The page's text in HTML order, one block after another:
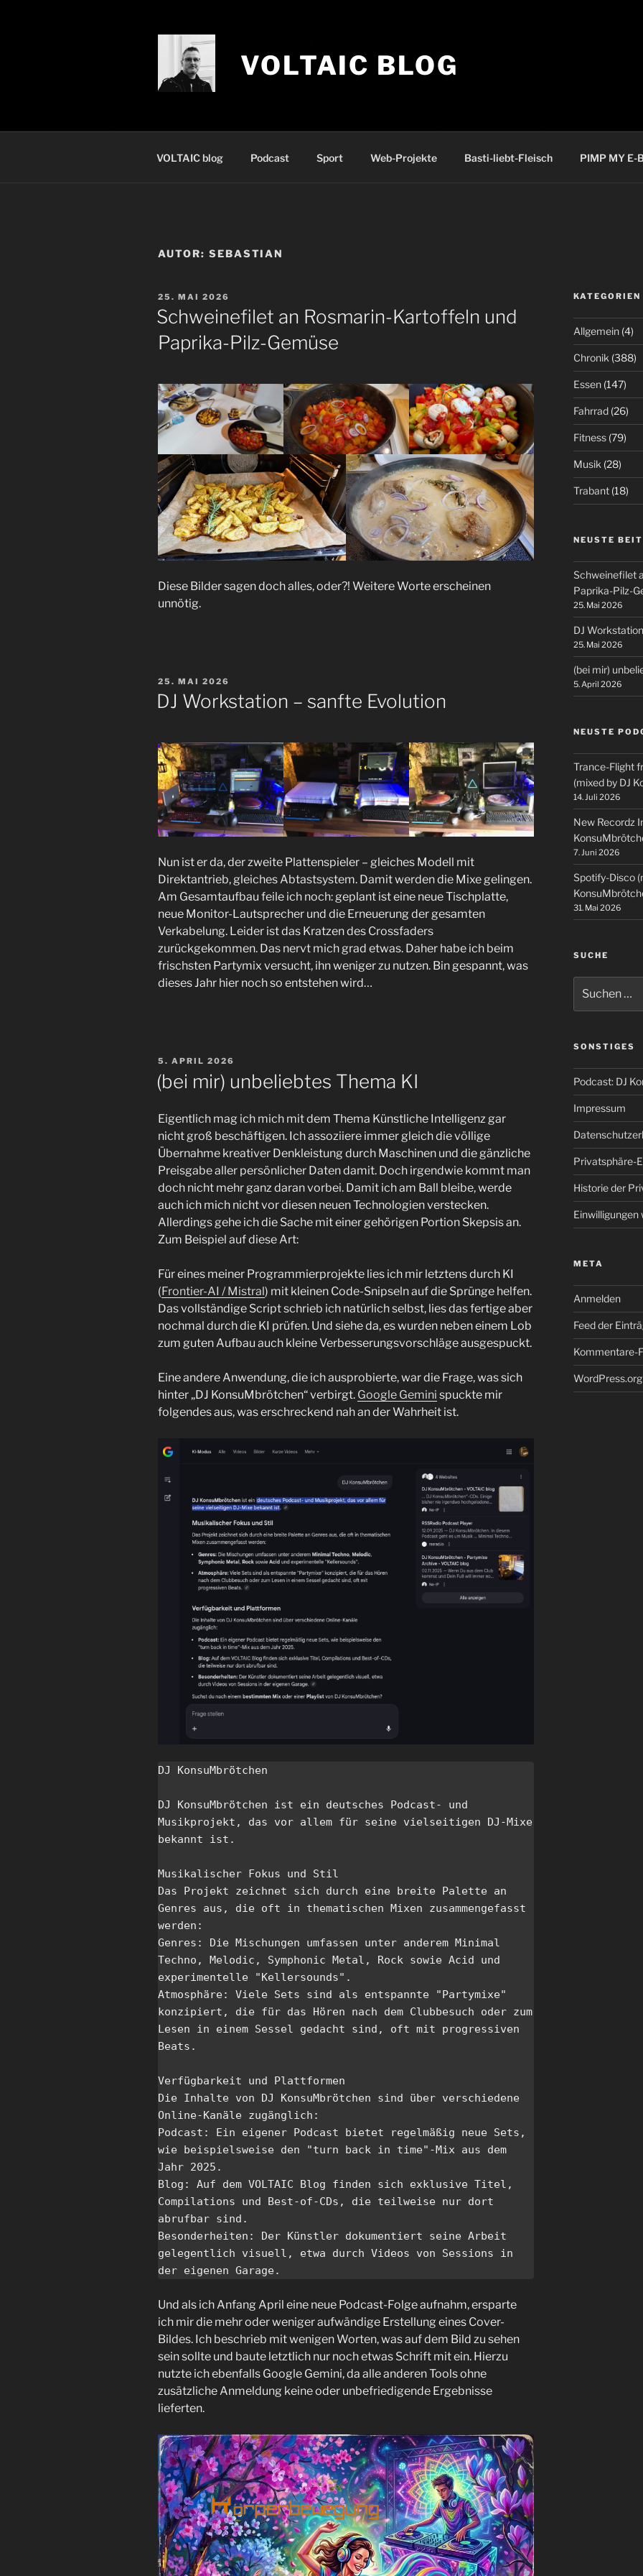
VOLTAIC BLOG
VOLTAIC blog Podcast Sport Web-Projekte Basti-liebt-Fleisch PIMP MY E-
AUTOR: SEBASTIAN
VERÖFFENTLICHT
AM
25. MAI 2026
Schweinefilet an Rosmarin-Kartoffeln und
Paprika-Pilz-Gemüse
Diese Bilder sagen doch alles, oder?! Weitere Worte erscheinen
unnötig.
VERÖFFENTLICHT
AM
25. MAI 2026
DJ Workstation – sanfte Evolution
Nun ist er da, der zweite Plattenspieler – gleiches Modell mit
Direktantrieb, gleiches Abtastsystem. Damit werden die Mixe gelingen.
Am Gesamtaufbau feile ich noch: geplant ist eine neue Tischplatte,
neue Monitor-Lautsprecher und die Erneuerung der gesamten
Verkabelung. Leider ist das Kratzen des Crossfaders
zurückgekommen. Das nervt mich grad etwas. Daher habe ich beim
frischsten Partymix versucht, ihn weniger zu nutzen. Bin gespannt, was
dieses Jahr hier noch so entstehen wird…
VERÖFFENTLICHT
AM
5. APRIL 2026
(bei mir) unbeliebtes Thema KI
Eigentlich mag ich mich mit dem Thema Künstliche Intelligenz gar
nicht groß beschäftigen. Ich assoziiere immer gleich die völlige
Übernahme kreativer Denkleistung durch Maschinen und die gänzliche
Preisgabe aller persönlicher Daten damit. Doch irgendwie kommt man
doch nicht mehr ganz daran vorbei. Damit ich am Ball bleibe, werde
auch ich mich nicht vor diesen neuen Technologien verstecken.
Allerdings gehe ich die Sache mit einer gehörigen Portion Skepsis an.
Zum Beispiel auf diese Art:
Für eines meiner Programmierprojekte lies ich mir letztens durch KI
(Frontier-AI / Mistral) mit kleinen Code-Snipseln auf die Sprünge helfen.
Das vollständige Script schrieb ich natürlich selbst, lies das fertige aber
nochmal durch die KI prüfen. Und siehe da, es wurden neben einem Lob
zum guten Aufbau auch kleine Verbesserungsvorschläge ausgespuckt.
Eine andere Anwendung, die ich ausprobierte, war die Frage, was sich
hinter „DJ KonsuMbrötchen“ verbirgt. Google Gemini spuckte mir
folgendes aus, was erschreckend nah an der Wahrheit ist.
DJ KonsuMbrötchen
DJ KonsuMbrötchen ist ein deutsches Podcast- und
Musikprojekt, das vor allem für seine vielseitigen DJ-Mixe
bekannt ist.
Musikalischer Fokus und Stil
Das Projekt zeichnet sich durch eine breite Palette an
Genres aus, die oft in thematischen Mixen zusammengefasst
werden:
Genres: Die Mischungen umfassen unter anderem Minimal
Techno, Melodic, Symphonic Metal, Rock sowie Acid und
experimentelle "Kellersounds".
Atmosphäre: Viele Sets sind als entspannte "Partymixe"
konzipiert, die für das Hören nach dem Clubbesuch oder zum
Lesen in einem Sessel gedacht sind, oft mit progressiven
Beats.
Verfügbarkeit und Plattformen
Die Inhalte von DJ KonsuMbrötchen sind über verschiedene
Online-Kanäle zugänglich:
Podcast: Ein eigener Podcast bietet regelmäßig neue Sets,
wie beispielsweise den "turn back in time"-Mix aus dem
Jahr 2025.
Blog: Auf dem VOLTAIC Blog finden sich exklusive Titel,
Compilations und Best-of-CDs, die teilweise nur dort
abrufbar sind.
Besonderheiten: Der Künstler dokumentiert seine Arbeit
gelegentlich visuell, etwa durch Videos von Sessions in
der eigenen Garage.
Und als ich Anfang April eine neue Podcast-Folge aufnahm, ersparte
ich mir die mehr oder weniger aufwändige Erstellung eines Cover-
Bildes. Ich beschrieb mit wenigen Worten, was auf dem Bild zu sehen
sein sollte und baute letztlich nur noch etwas Schrift mit ein. Hierzu
nutzte ich ebenfalls Google Gemini, da alle anderen Tools ohne
zusätzliche Anmeldung keine oder unbefriedigende Ergebnisse
lieferten.
KATEGORIEN
Allgemein(4)
Chronik (388)
Essen(147)
Fahrrad(26)
Fitness(79)
Musik (28)
Trabant(18)
NEUSTE
Schweinefilet
Paprika-Pilz-
25. Mai 2026
DJ
25. Mai 2026
(bei mir)
5. April 2026
NEUSTE
Trance-Flight
(mixed by DJ
14. Juli 2026
New Recordz
7. Juni 2026
Spotify-Disco
31. Mai 2026
SUCHE
nach:
SONSTIGES
Podcast: DJ
Impressum
Privatsphäre-
Historie der
Einwilligungen
META
Anmelden
Feed der
Kommentare-
WordPress.org